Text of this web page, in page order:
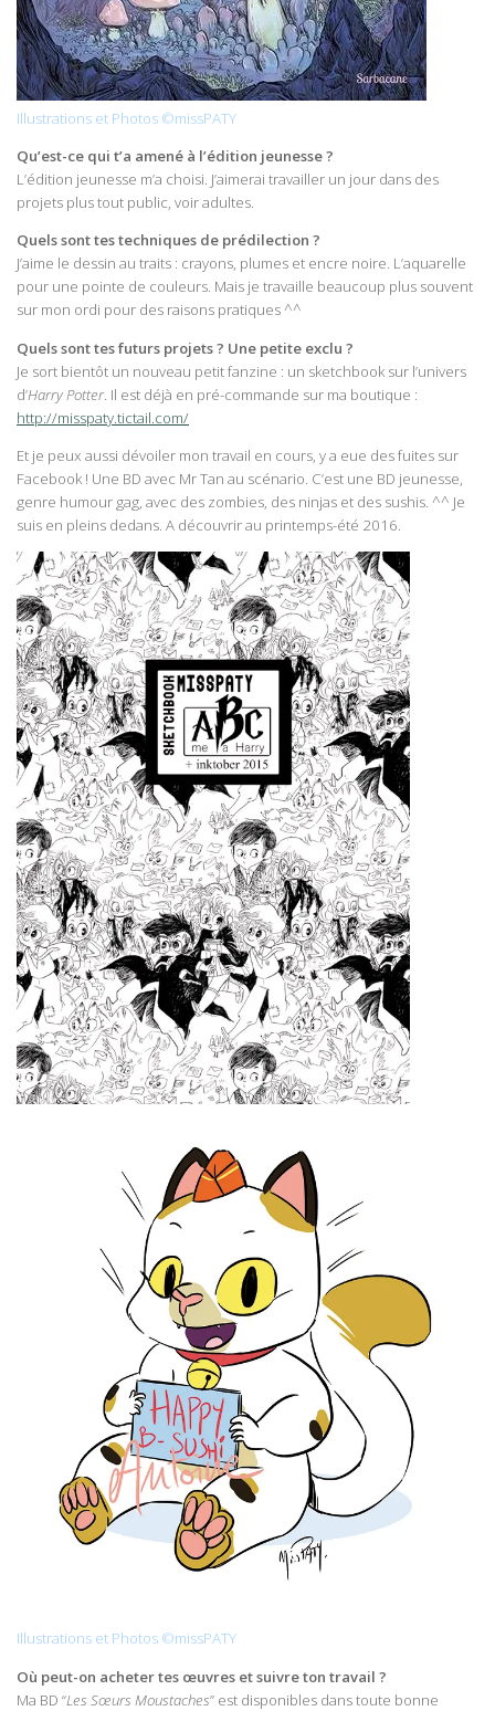
Illustrations et Photos ©missPATY
Qu’est-ce qui t’a amené à l’édition jeunesse ?
L’édition jeunesse m’a choisi. J’aimerai travailler un jour dans des
projets plus tout public, voir adultes.
Quels sont tes techniques de prédilection ?
J’aime le dessin au traits : crayons, plumes et encre noire. L’aquarelle
pour une pointe de couleurs. Mais je travaille beaucoup plus souvent
sur mon ordi pour des raisons pratiques ^^
Quels sont tes futurs projets ? Une petite exclu ?
Je sort bientôt un nouveau petit fanzine : un sketchbook sur l’univers
d’Harry Potter. Il est déjà en pré-commande sur ma boutique :
http://misspaty.tictail.com/
Et je peux aussi dévoiler mon travail en cours, y a eue des fuites sur
Facebook ! Une BD avec Mr Tan au scénario. C’est une BD jeunesse,
genre humour gag, avec des zombies, des ninjas et des sushis. ^^ Je
suis en pleins dedans. A découvrir au printemps-été 2016.
Illustrations et Photos ©missPATY
Où peut-on acheter tes œuvres et suivre ton travail ?
Ma BD “Les Sœurs Moustaches” est disponibles dans toute bonne